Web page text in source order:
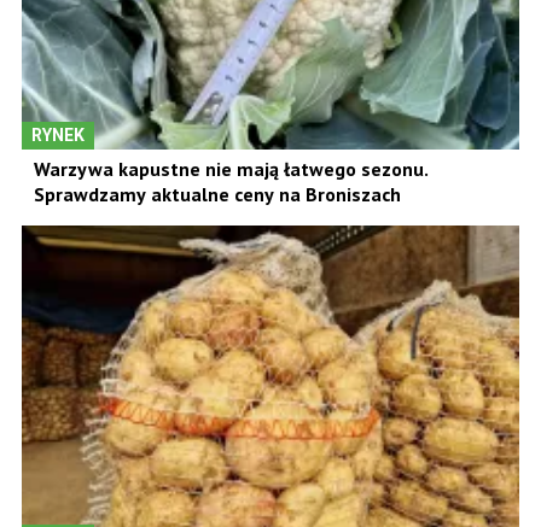
RYNEK
Warzywa kapustne nie mają łatwego sezonu.
Sprawdzamy aktualne ceny na Broniszach